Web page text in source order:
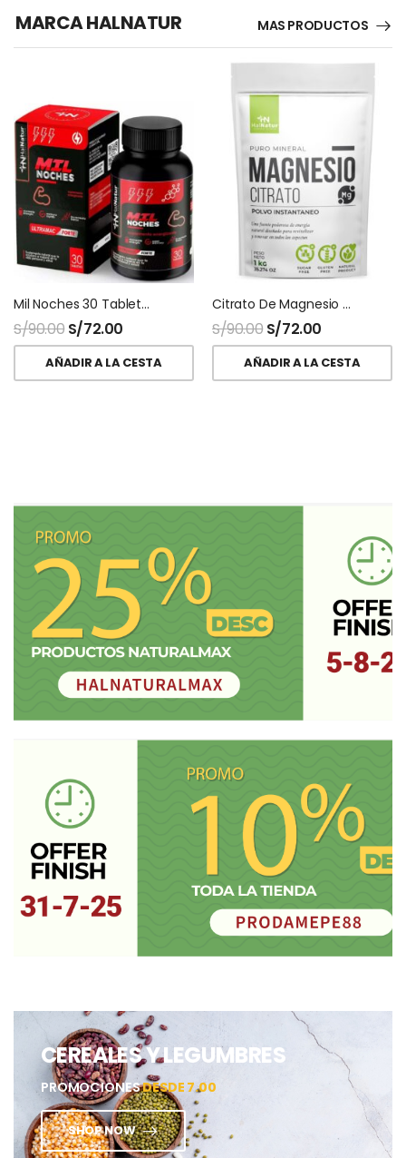
MARCA HALNATUR MAS PRODUCTOS
Mil Noches 30 Tabletas HNhalnatur
S/90.00 S/72.00
AÑADIR A LA CESTA
Citrato De Magnesio Halnatur Doypack
S/90.00 S/72.00
AÑADIR A LA CESTA
CEREALES Y LEGUMBRES
PROMOCIONESDESDE 7.00
SHOP NOW